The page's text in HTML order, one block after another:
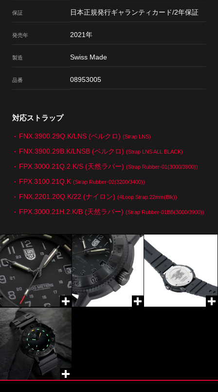
保証 日本正規発行ギャランティカード/2年保証
発売年 2021年
製造 Swiss Made
品番 08953005
対応ストラップ
FNX.3900.29Q.K/LNS (ベルクロ) (Strap LNS)
FNX.3900.29B.K/LNSB (ベルクロ) (Strap LNS ALL BLACK)
FPX.3000.21Q.2.K/S (天然ラバー) (Strap Rubber-01(3000/3900))
FPX.3100.21Q.K (Strap Rubber-02(3200/3400))
FNX.2201.20Q.K/22 (ナイロン) (4Loop Strap 22mm(Blk))
FPX.3000.21H.2.K/B (天然ラバー) (Strap Rubber-01BB(3000/3900))